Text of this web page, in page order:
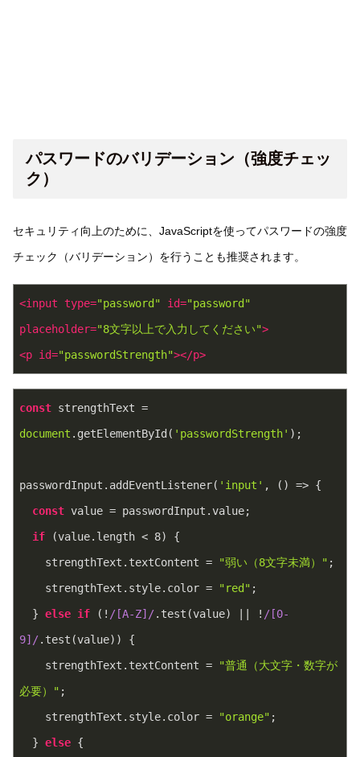
パスワードのバリデーション（強度チェッ
ク）
セキュリティ向上のために、JavaScriptを使ってパスワードの強度
チェック（バリデーション）を行うことも推奨されます。
<input type="password" id="password"
placeholder="8文字以上で入力してください">
<p id="passwordStrength"></p>
const
document .getElementById( 'passwordStrength' );
passwordInput.addEventListener( 'input' , () => {
const value = passwordInput.value;
if (value.length < 8) {
    strengthText.textContent =
"弱い（8文字未満）" ;
    strengthText.style.color =
"red" ;
  }
else if (! /[A-Z]/.test(value) || ! /[0-
9]/.test(value)) {
    strengthText.textContent =
"普通（大文字・数字が
必要）" ;
    strengthText.style.color =
"orange" ;
  }
else {